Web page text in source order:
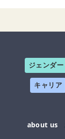
ジェンダー
キャリア
about us